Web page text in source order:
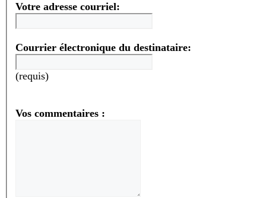
Votre adresse courriel:
Courrier électronique du destinataire:
(requis)
Vos commentaires :